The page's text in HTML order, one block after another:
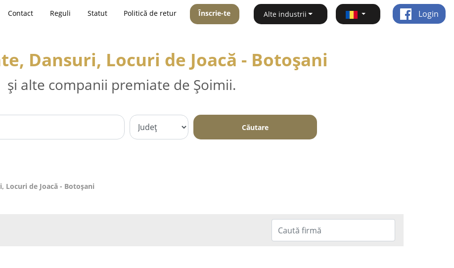
Contact Reguli Statut Politică de retur Înscrie-te Alte industrii Login
Dansuri, Locuri de Joacă - Botoşani
și alte companii premiate de Șoimii.
Căutare
Locuri de Joacă - Botoşani